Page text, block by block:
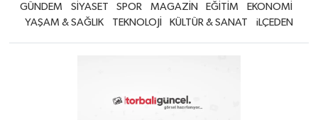
GÜNDEM SİYASET SPOR MAGAZİN EĞİTİM
EKONOMİ
YAŞAM & SAĞLIK
TEKNOLOJİ KÜLTÜR & SANAT iLÇEDEN